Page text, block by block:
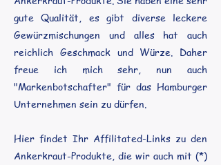
gute Qualität, es gibt diverse leckere
Gewürzmischungen und alles hat auch
reichlich Geschmack und Würze. Daher
freue ich mich sehr, nun auch
"Markenbotschafter" für das Hamburger
Unternehmen sein zu dürfen.
​Hier findet Ihr Affilitated-Links zu den
Ankerkraut-Produkte, die wir auch mit (*)